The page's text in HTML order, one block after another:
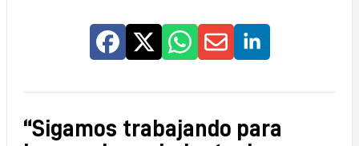
“Sigamos trabajando para